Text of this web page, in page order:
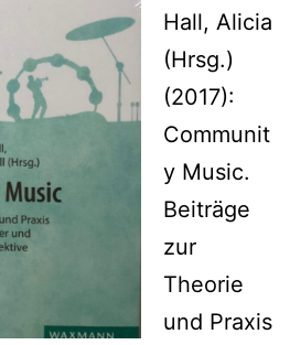
Hall, Alicia
(Hrsg.)
(2017):
Communit
y Music.
Beiträge
zur
Theorie
und Praxis